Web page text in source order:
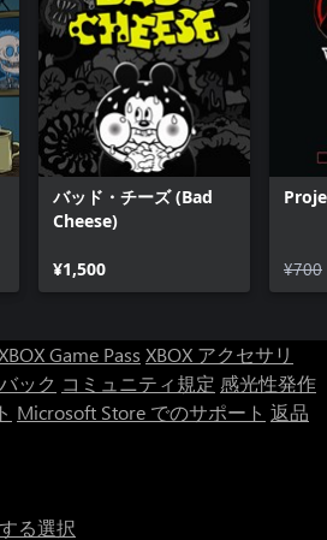
バッド・チーズ (Bad
Cheese)
¥1,500 ¥700
Game Pass XBOX アクセサリ
ック コミュニティ規定 感光性発作
Microsoft Store でのサポート 返品
る選択